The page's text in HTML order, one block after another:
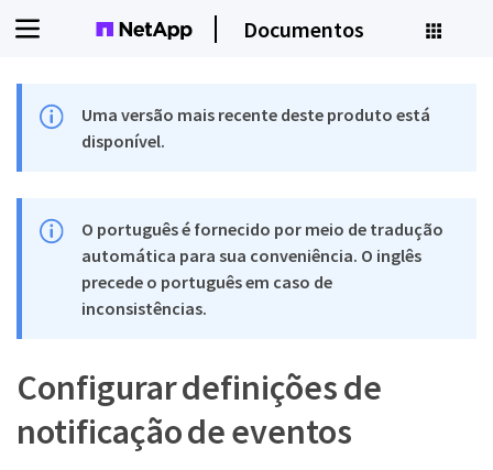
Documentos
Uma versão mais recente deste produto está
disponível.
O português é fornecido por meio de tradução
automática para sua conveniência. O inglês
precede o português em caso de
inconsistências.
Configurar definições de
notificação de eventos